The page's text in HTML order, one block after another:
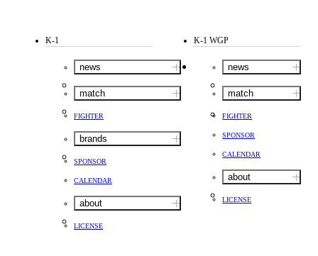
K-1
news
match
FIGHTER
brands
SPONSOR
CALENDAR
about
LICENSE
K-1 WGP
news
match
FIGHTER
SPONSOR
CALENDAR
about
LICENSE